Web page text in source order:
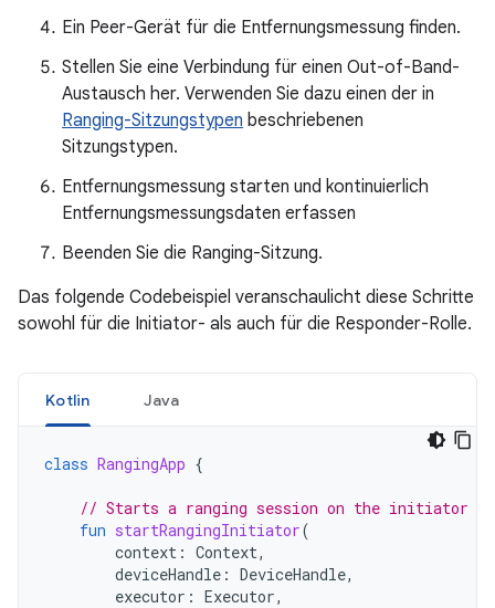
Ein Peer-Gerät für die Entfernungsmessung finden.
Stellen Sie eine Verbindung für einen Out-of-Band-
Austausch her. Verwenden Sie dazu einen der in
Ranging-Sitzungstypen beschriebenen
Sitzungstypen.
Entfernungsmessung starten und kontinuierlich
Entfernungsmessungsdaten erfassen
Beenden Sie die Ranging-Sitzung.
Das folgende Codebeispiel veranschaulicht diese Schritte
sowohl für die Initiator- als auch für die Responder-Rolle.
Kotlin Java
class RangingApp {
// Starts a ranging session on the initiator
fun startRangingInitiator(
context : Context,
deviceHandle : DeviceHandle,
executor : Executor,